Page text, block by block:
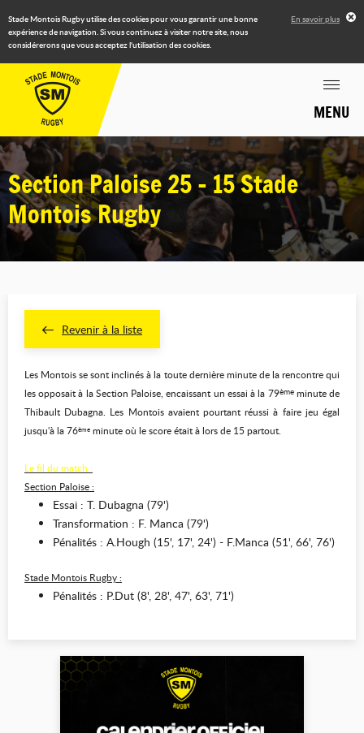
Stade Montois Rugby utilise des cookies pour vous garantir une bonne
expérience de navigation. Si vous continuez à visiter notre site, nous
considérerons que vous acceptez l'utilisation des cookies.
En savoir plus
MENU
Section Paloise 25 - 15 Stade
Montois Rugby
Revenir à la liste
Les Montois se sont inclinés à la toute dernière minute de la rencontre qui
les opposait à la Section Paloise, encaissant un essai à la 79èmeminute de
Thibault Dubagna. Les Montois avaient pourtant réussi à faire jeu égal
jusqu'à la 76ème minute où le score était à lors de 15 partout.
Le fil du match :
Section Paloise :
Essai : T. Dubagna (79')
Transformation : F. Manca (79')
Pénalités : A.Hough (15', 17', 24') - F.Manca (51', 66', 76')
Stade Montois Rugby :
Pénalités : P.Dut (8', 28', 47', 63', 71')